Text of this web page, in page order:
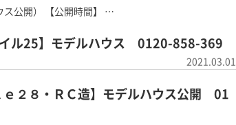
ス公開） 【公開時間】 …
ル25】モデルハウス 0120-858-369
2021.03.01
２８・ＲＣ造】モデルハウス公開 01